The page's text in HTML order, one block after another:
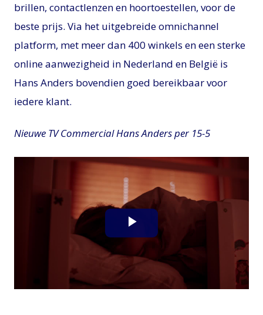
brillen, contactlenzen en hoortoestellen, voor de
beste prijs. Via het uitgebreide omnichannel
platform, met meer dan 400 winkels en een sterke
online aanwezigheid in Nederland en België is
Hans Anders bovendien goed bereikbaar voor
iedere klant.
Nieuwe TV Commercial Hans Anders per 15-5
Play
Video